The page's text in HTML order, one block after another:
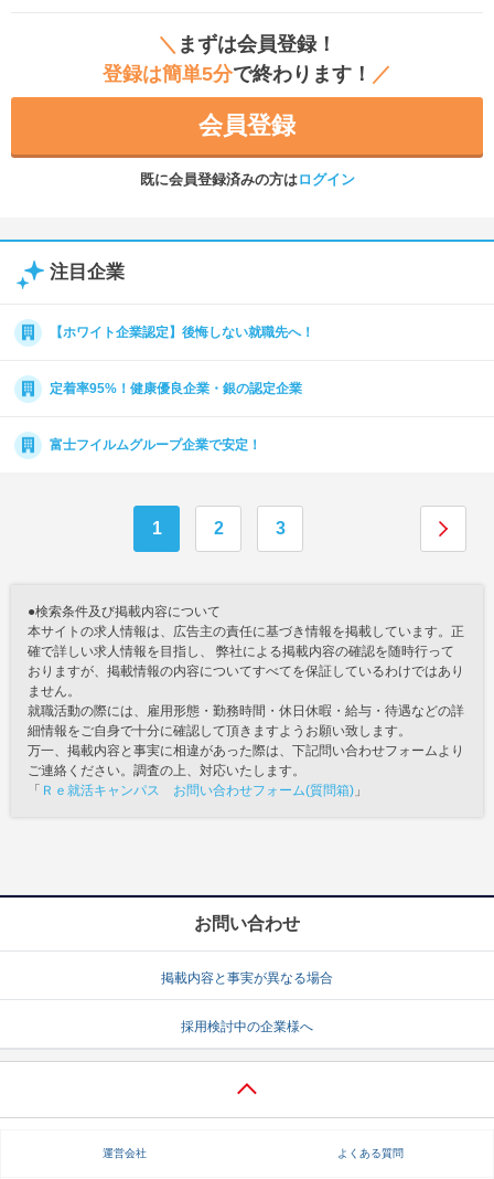
＼ まずは会員登録！
登録は簡単5分で終わります！ ／
会員登録
既に会員登録済みの方はログイン
注目企業
【ホワイト企業認定】後悔しない就職先へ！
定着率95%！健康優良企業・銀の認定企業
富士フイルムグループ企業で安定！
1 2 3
●検索条件及び掲載内容について
本サイトの求人情報は、広告主の責任に基づき情報を掲載しています。正
確で詳しい求人情報を目指し、 弊社による掲載内容の確認を随時行って
おりますが、掲載情報の内容についてすべてを保証しているわけではあり
ません。
就職活動の際には、雇用形態・勤務時間・休日休暇・給与・待遇などの詳
細情報をご自身で十分に確認して頂きますようお願い致します。
万一、掲載内容と事実に相違があった際は、下記問い合わせフォームより
ご連絡ください。調査の上、対応いたします。
「 Ｒｅ就活キャンパス お問い合わせフォーム(質問箱) 」
お問い合わせ
掲載内容と事実が異なる場合
採用検討中の企業様へ
運営会社 よくある質問